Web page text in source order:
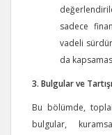
sadece
vadeli
da
3. Bulgular ve
Bu bölümde,
bulgular,